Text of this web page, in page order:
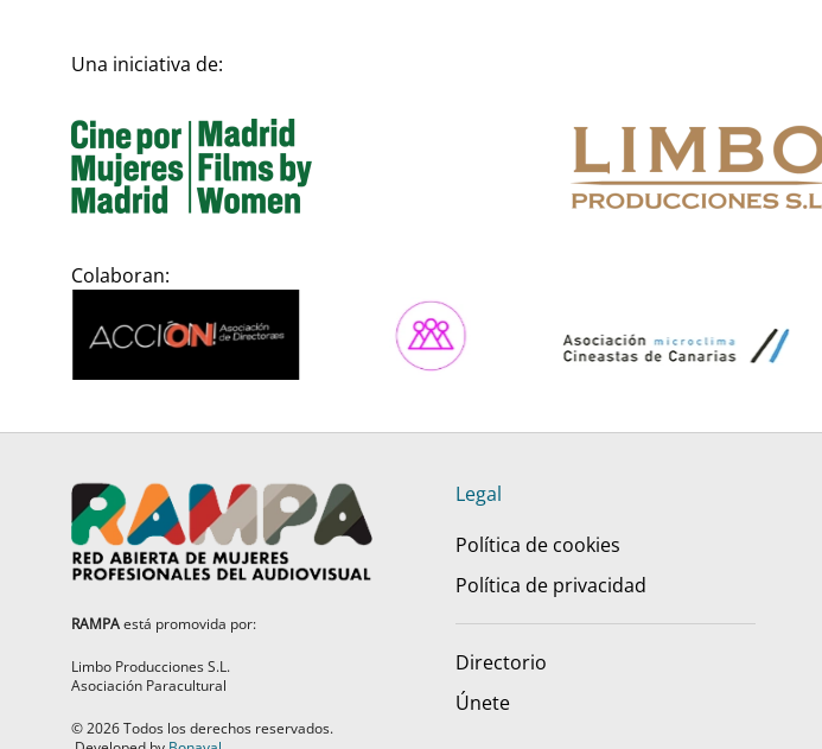
Una iniciativa de:
Colaboran:
Legal
Política de cookies
Política de privacidad
Directorio
Únete
RAMPAestá promovida por:
Limbo Producciones S.L.
Asociación Paracultural
©2026Todos los derechos reservados.